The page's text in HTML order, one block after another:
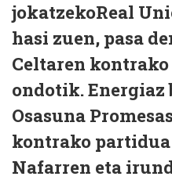
jokatzekoReal
hasi zuen, pasa
Celtaren
ondotik. Energiaz
Osasuna
kontrako
Nafarren eta